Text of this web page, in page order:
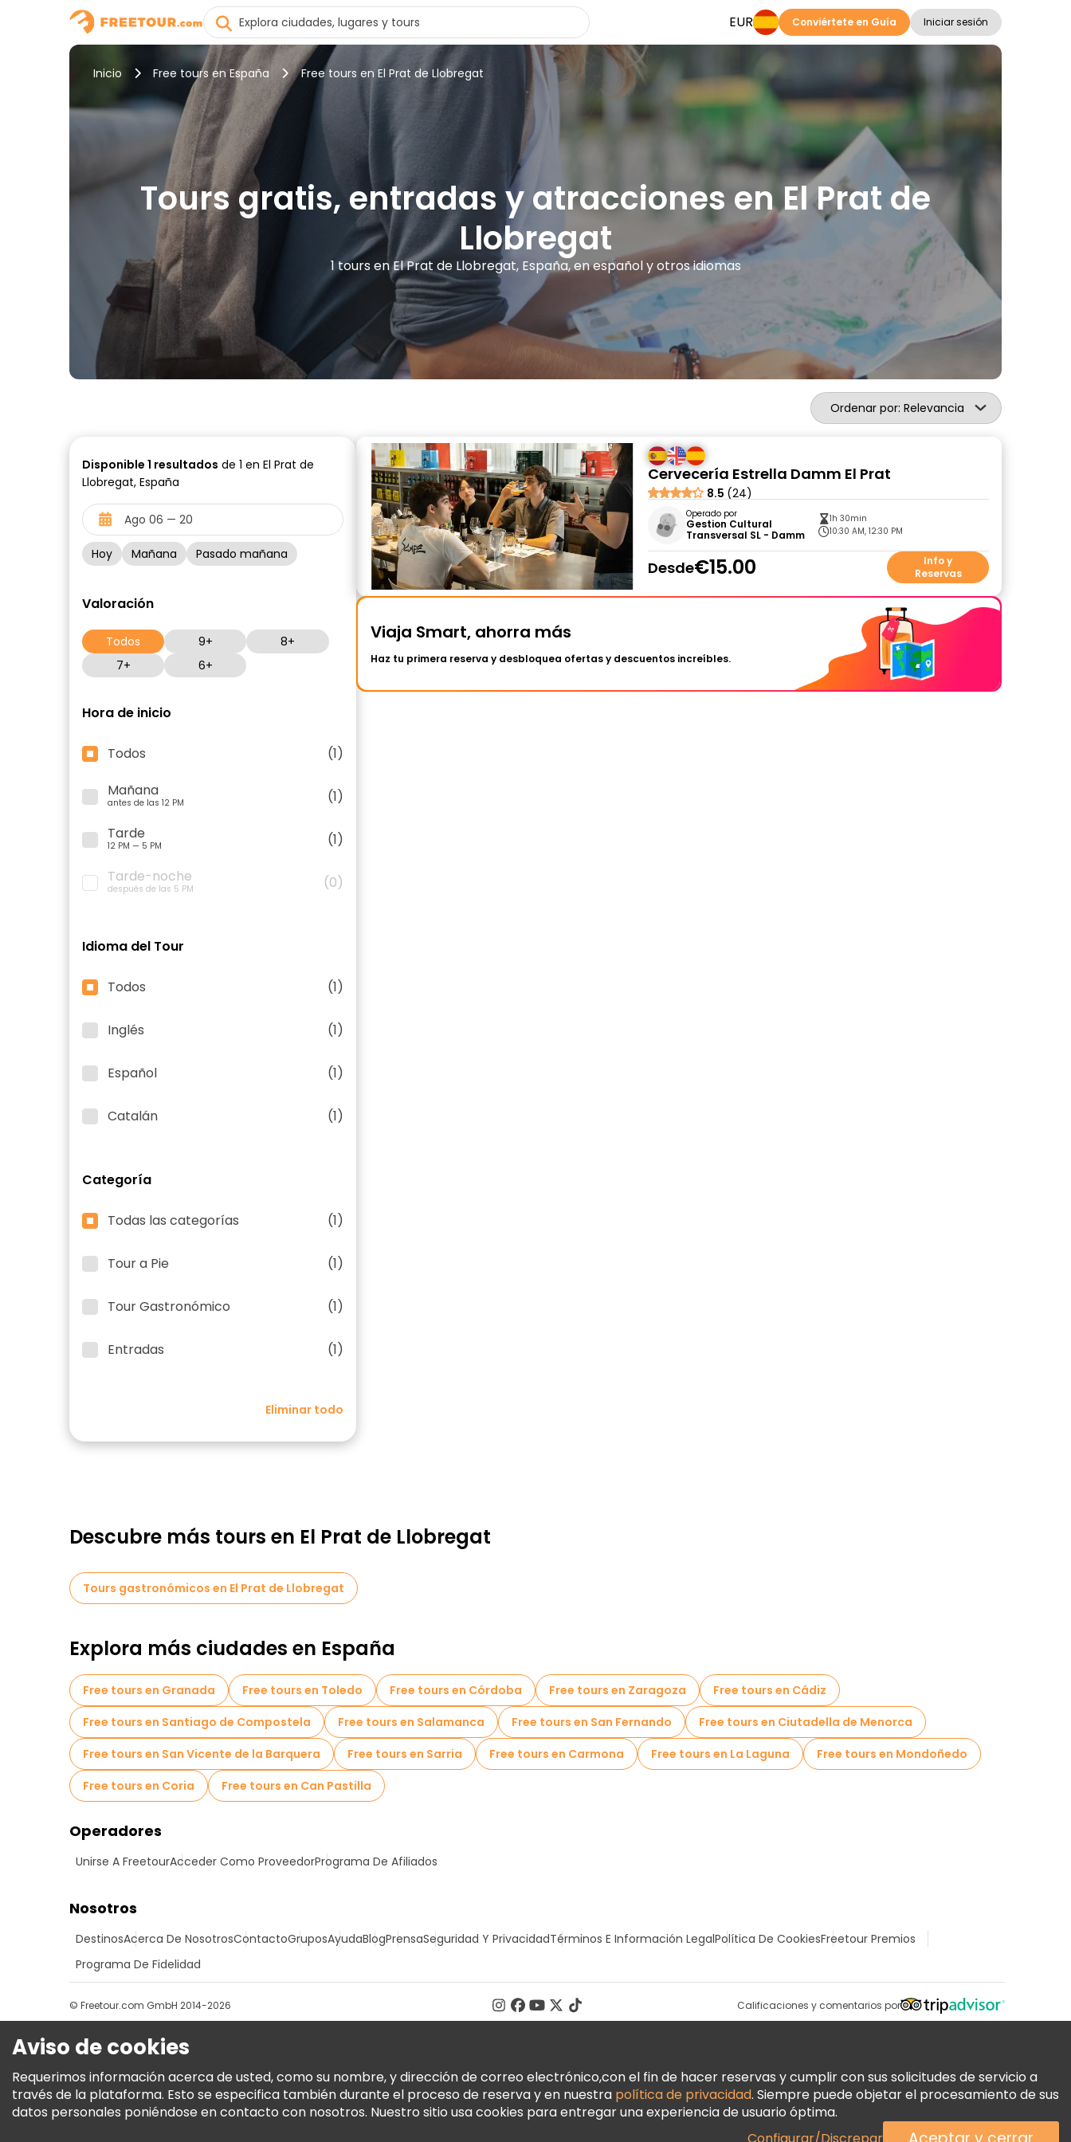
EUR Conviértete en Guía Iniciar sesión
Inicio Free tours en España Free tours en El Prat de Llobregat
Tours gratis, entradas y atracciones en El Prat de
Llobregat
1 tours en El Prat de Llobregat, España, en español y otros idiomas
Ordenar por: Relevancia
Disponible 1 resultados de 1 en El Prat de
Llobregat, España
Hoy Mañana Pasado mañana
Valoración
Todos 9+
8+
7+
6+
Hora de inicio
Todos
(1)
Mañana
antes de las 12 PM
(1)
Tarde
12 PM — 5 PM
(1)
Tarde-noche
después de las 5 PM (0)
Idioma del Tour
Todos (1)
Inglés (1)
Español (1)
Catalán (1)
Categoría
Todas las categorías (1)
Tour a Pie (1)
Tour Gastronómico (1)
Entradas (1)
Eliminar todo
Cervecería Estrella Damm El Prat
8.5 (24)
Operado por
Gestion Cultural
Transversal SL - Damm
1h 30min
10:30 AM, 12:30 PM
Desde€15.00
Info y
Reservas
Viaja Smart, ahorra más
Haz tu primera reserva y desbloquea ofertas y descuentos increíbles.
Descubre más tours en El Prat de Llobregat
Tours gastronómicos en El Prat de Llobregat
Explora más ciudades en España
Free tours en Granada Free tours en Toledo Free tours en Córdoba Free tours en Zaragoza
Free tours en Cádiz
Free tours en Santiago de Compostela
Free tours en Salamanca Free tours en San Fernando
Free tours en Ciutadella de Menorca
Free tours en San Vicente de la Barquera
Free tours en Sarria Free tours en Carmona Free tours en La Laguna
Free tours en Mondoñedo
Free tours en Coria
Free tours en Can Pastilla
Operadores
Unirse A FreetourAcceder Como ProveedorPrograma De Afiliados
Nosotros
DestinosAcerca De NosotrosContactoGruposAyudaBlogPrensaSeguridad Y PrivacidadTérminos E Información LegalPolítica De CookiesFreetour Premios
Programa De Fidelidad
Calificaciones y comentarios por
© Freetour.com GmbH 2014-2026
Aviso de cookies
Requerimos información acerca de usted, como su nombre, y dirección de correo electrónico,con el fin de hacer reservas y cumplir con sus solicitudes de servicio a
través de la plataforma. Esto se especifica también durante el proceso de reserva y en nuestra política de privacidad. Siempre puede objetar el procesamiento de sus
datos personales poniéndose en contacto con nosotros. Nuestro sitio usa cookies para entregar una experiencia de usuario óptima.
Configurar/Discrepar